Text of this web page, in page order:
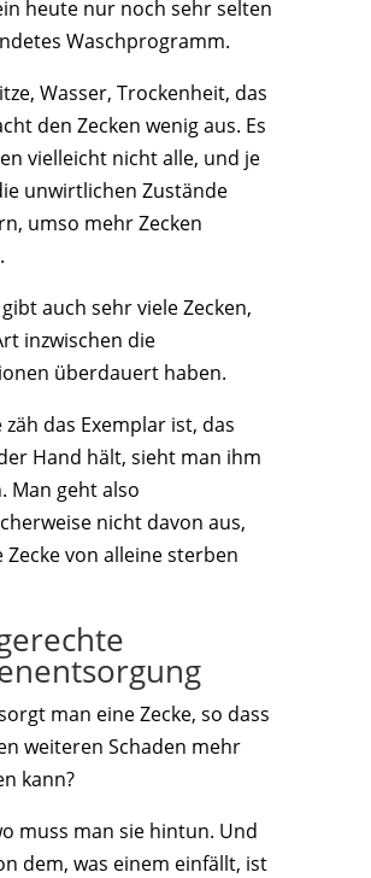
heute nur noch sehr selten
Waschprogramm.
Wasser, Trockenheit, das
den Zecken wenig aus. Es
vielleicht nicht alle, und je
unwirtlichen Zustände
umso mehr Zecken
auch sehr viele Zecken,
inzwischen die
überdauert haben.
zäh das Exemplar ist, das
Hand hält, sieht man ihm
Man geht also
nicht davon aus,
Zecke von alleine sterben
man eine Zecke, so dass
weiteren Schaden mehr
kann?
muss man sie hintun. Und
dem, was einem einfällt, ist